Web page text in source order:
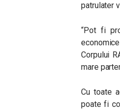
patrulater
“Pot fi
Corpului
mare
Cu toate
poate fi